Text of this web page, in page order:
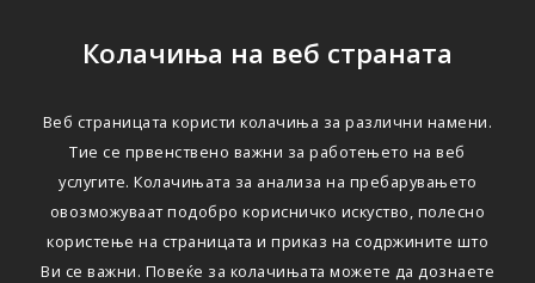
Колачиња на веб страната
Веб страницата користи колачиња за различни намени.
Тие се првенствено важни за работењето на веб
услугите. Колачињата за анализа на пребарувањето
овозможуваат подобро корисничко искуство, полесно
користење на страницата и приказ на содржините што
Ви се важни. Повеќе за колачињата можете да дознаете